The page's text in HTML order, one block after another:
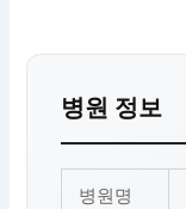
병원 정보
병원명